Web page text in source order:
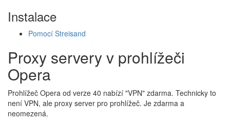
Instalace
Pomocí Streisand
Proxy servery v prohlížeči
Opera
Prohlížeč Opera od verze 40 nabízí "VPN" zdarma. Technicky to
není VPN, ale proxy server pro prohlížeč. Je zdarma a
neomezená.